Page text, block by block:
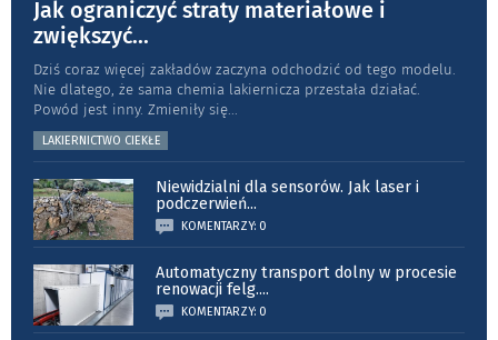
Jak ograniczyć straty materiałowe i
zwiększyć...
Dziś coraz więcej zakładów zaczyna odchodzić od tego modelu.
Nie dlatego, że sama chemia lakiernicza przestała działać.
Powód jest inny. Zmieniły się
LAKIERNICTWO CIEKŁE
Niewidzialni dla sensorów. Jak laser i
podczerwień...
KOMENTARZY: 0
Automatyczny transport dolny w procesie
renowacji felg....
KOMENTARZY: 0